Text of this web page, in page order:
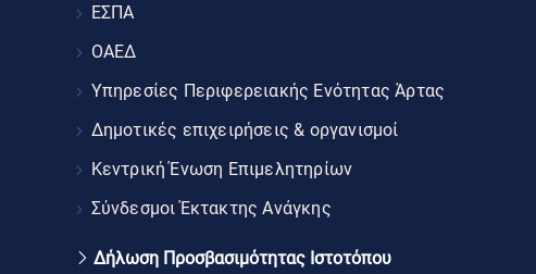
ΕΣΠΑ
ΟΑΕΔ
Υπηρεσίες Περιφερειακής Ενότητας Άρτας
Δημοτικές επιχειρήσεις & οργανισμοί
Κεντρική Ένωση Επιμελητηρίων
Σύνδεσμοι Έκτακτης Ανάγκης
Δήλωση Προσβασιμότητας Ιστοτόπου